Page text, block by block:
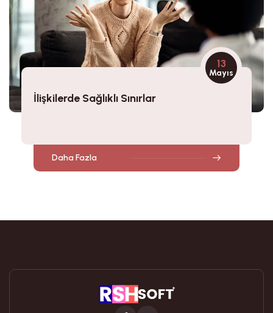
13
Mayıs
İlişkilerde Sağlıklı Sınırlar
Daha Fazla